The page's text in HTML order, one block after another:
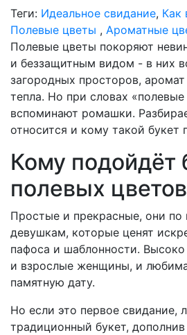
Теги: Идеальное свидание, Как
Полевые цветы , Ароматные
Полевые цветы покоряют
и беззащитным видом - в них
загородных просторов,
тепла. Но при словах
вспоминают ромашки.
относится и кому такой букет
Кому подойдёт
полевых цветов
Простые и прекрасные, они по
девушкам, которые ценят
пафоса и шаблонности. Высоко
и взрослые женщины, и
памятную дату.
Но если это первое свидание,
традиционный букет,